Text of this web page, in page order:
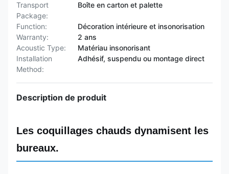
Transport
Package:
Boîte en carton et palette
Function:
Décoration intérieure et insonorisation
Warranty:
2 ans
Acoustic Type:
Matériau insonorisant
Installation
Method:
Adhésif, suspendu ou montage direct
Description de produit
Les coquillages chauds dynamisent les
bureaux.